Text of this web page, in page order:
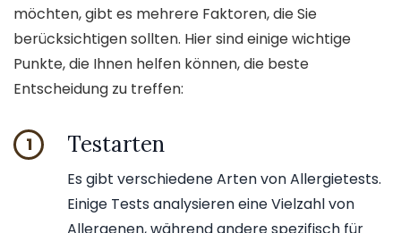
möchten, gibt es mehrere Faktoren, die Sie
berücksichtigen sollten. Hier sind einige wichtige
Punkte, die Ihnen helfen können, die beste
Entscheidung zu treffen:
1 Testarten
Es gibt verschiedene Arten von Allergietests.
Einige Tests analysieren eine Vielzahl von